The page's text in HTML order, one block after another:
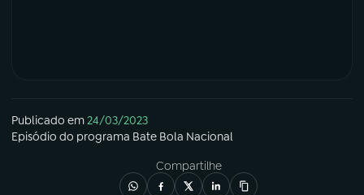
Publicado em24/03/2023
Episódio do programa Bate Bola Nacional
Compartilhe